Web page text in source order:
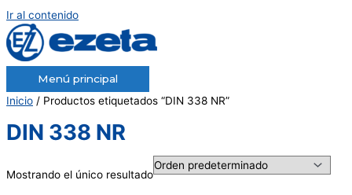
Ir al contenido
Menú principal
Inicio / Productos etiquetados “DIN 338 NR”
DIN 338 NR
Mostrando el único resultado